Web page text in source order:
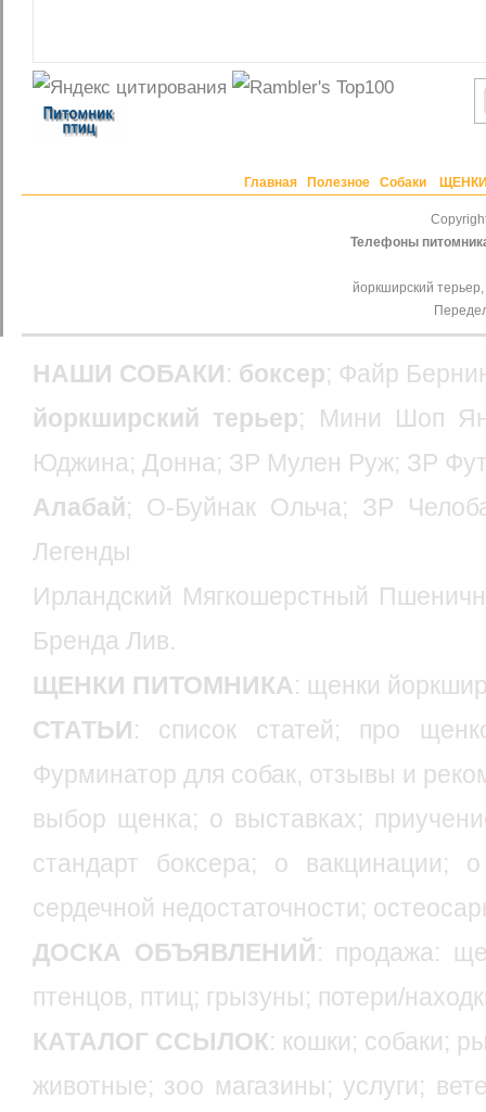
Главная Полезное Собаки
Телефоны
йоркширский
НАШИ СОБАКИ: боксер; Файр
йоркширский терьер; Мини Шоп
Юджина; Донна; ЗР Мулен Руж; ЗР
Алабай; О-Буйнак Ольча; ЗР
Легенды
Ирландский Мягкошерстный
Бренда Лив.
ЩЕНКИ ПИТОМНИКА: щенки
СТАТЬИ: список статей; про
Фурминатор для собак, отзывы и
выбор щенка; о выставках;
стандарт боксера; о вакцинации;
сердечной недостаточности;
ДОСКА ОБЪЯВЛЕНИЙ: продажа:
птенцов, птиц; грызуны; потери/
КАТАЛОГ ССЫЛОК: кошки; собаки;
животные; зоо магазины;услуги;